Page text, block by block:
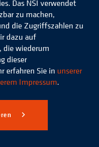
Das
NSI
auf
Instagram
Das
Xing
Impressum
Das NSI verwendet
zu machen,
die Zugriffszahlen zu
dazu auf
die wiederum
dieser
erfahren Sie in unserer
Impressum.